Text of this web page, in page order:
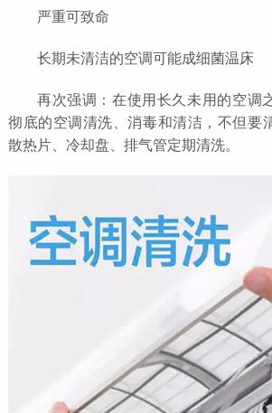
严重可致命
长期未清洁的空调可能成细菌温床
再次强调：在使用长久未用的空调
彻底的空调清洗、消毒和清洁，不但要
散热片、冷却盘、排气管定期清洗。